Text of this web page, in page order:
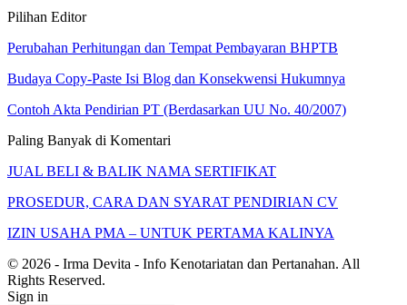
Pilihan Editor
Perubahan Perhitungan dan Tempat Pembayaran BHPTB
Budaya Copy-Paste Isi Blog dan Konsekwensi Hukumnya
Contoh Akta Pendirian PT (Berdasarkan UU No. 40/2007)
Paling Banyak di Komentari
JUAL BELI & BALIK NAMA SERTIFIKAT
PROSEDUR, CARA DAN SYARAT PENDIRIAN CV
IZIN USAHA PMA – UNTUK PERTAMA KALINYA
© 2026 - Irma Devita - Info Kenotariatan dan Pertanahan. All
Rights Reserved.
Sign in